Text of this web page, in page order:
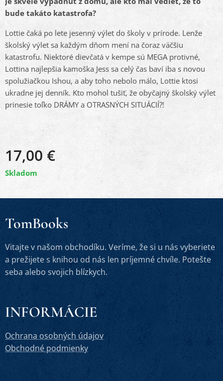
bude takáto katastrofa?
Lottie čaká po lete jesenný výlet do školy v prírode. Lenže
školský výlet sa každým dňom mení na čoraz väčšiu
katastrofu. Niektoré dievčatá v kempe sú MEGA protivné,
Lottina najlepšia kamoška Jess sa celý čas baví iba s novou
spolužiačkou Ishou, a aby toho nebolo málo, Lottie ktosi
ukradne jej denník. Kto mohol tušiť, že obyčajný školský výlet
prinesie toľko DRÁMY a OTRASNÝCH SITUÁCIÍ?!
17,00€
Skladom
TomBooks
Vitajte v našom obchodíku. Veríme, že si u nás vyberiete
a prežijete s knihou od nás len príjemné chvíle. Potešte
seba alebo svojich blízkych.
INFORMÁCIE
Ochrana osobných údajov
Obchodné podmienky